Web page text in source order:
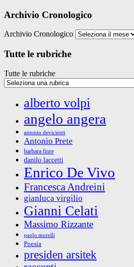
Archivio Cronologico
Archivio Cronologico
Tutte le rubriche
Tutte le rubriche
alberto volpi
angelo angera
antonio devicienti
Antonio Prete
barbara fiore
danilo laccetti
Enrico De Vivo
Francesca Andreini
gianluca virgilio
Gianni Celati
Massimo Rizzante
paolo morelli
Poesia
presiden arsitek